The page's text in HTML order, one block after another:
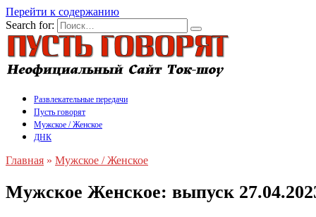
Перейти к содержанию
Search for:
Развлекательные передачи
Пусть говорят
Мужское / Женское
ДНК
Главная » Мужское / Женское
Мужское Женское: выпуск